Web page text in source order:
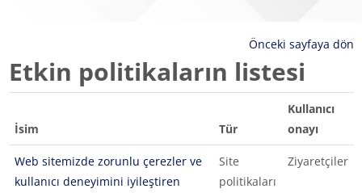
Önceki sayfaya dön
Etkin politikaların listesi
İsim Tür
Kullanıcı
onayı
Web sitemizde zorunlu çerezler ve
kullanıcı deneyimini iyileştiren
Site
politikaları
Ziyaretçiler